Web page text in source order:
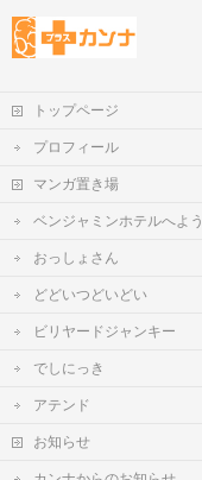
トップページ
プロフィール
マンガ置き場
ベンジャミンホテルへよ
おっしょさん
どどいつどいどい
ビリヤードジャンキー
でしにっき
アテンド
お知らせ